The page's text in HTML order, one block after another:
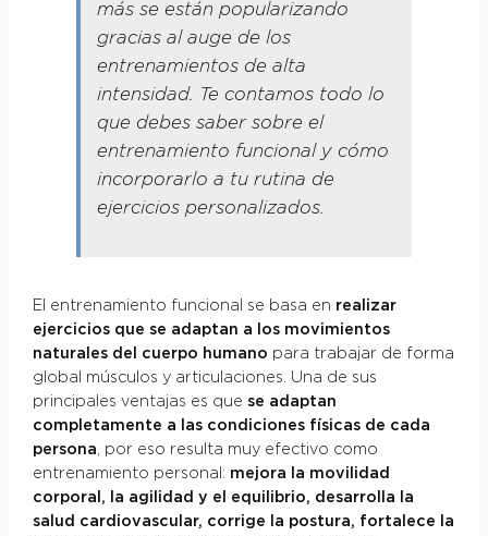
más se están popularizando
gracias al auge de los
entrenamientos de alta
intensidad. Te contamos todo lo
que debes saber sobre el
entrenamiento funcional y cómo
incorporarlo a tu rutina de
ejercicios personalizados.
El entrenamiento funcional se basa en realizar
ejercicios que se adaptan a los movimientos
naturales del cuerpo humano para trabajar de forma
global músculos y articulaciones. Una de sus
principales ventajas es que se adaptan
completamente a las condiciones físicas de cada
persona , por eso resulta muy efectivo como
entrenamiento personal: mejora la movilidad
corporal, la agilidad y el equilibrio, desarrolla la
salud cardiovascular, corrige la postura, fortalece la